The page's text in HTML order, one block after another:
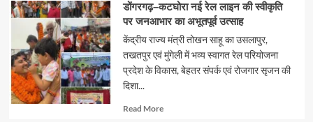
डोंगरगढ़–कटघोरा नई रेल लाइन की स्वीकृति
पर जनआभार का अभूतपूर्व उत्साह
केंद्रीय राज्य मंत्री तोखन साहू का उसलापुर,
तखतपुर एवं मुंगेली में भव्य स्वागत रेल परियोजना
प्रदेश के विकास, बेहतर संपर्क एवं रोजगार सृजन की
दिशा...
Read MoreRead